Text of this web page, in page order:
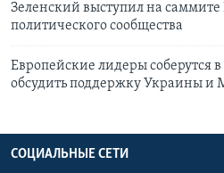
Зеленский выступил на саммите
политического сообщества
Европейские лидеры соберутся
обсудить поддержку Украины и
СОЦИАЛЬНЫЕ СЕТИ